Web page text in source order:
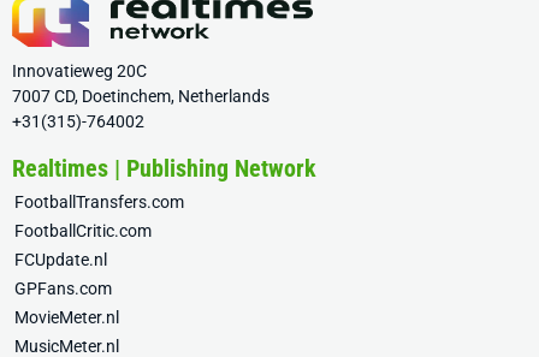
Innovatieweg 20C
7007 CD, Doetinchem, Netherlands
+31(315)-764002
Realtimes | Publishing Network
FootballTransfers.com
FootballCritic.com
FCUpdate.nl
GPFans.com
MovieMeter.nl
MusicMeter.nl